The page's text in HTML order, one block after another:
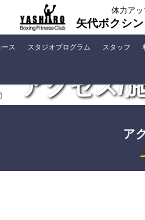
体力ア
矢代ボクシ
ース スタジオプログラム スタッフ
アクセス/
ア